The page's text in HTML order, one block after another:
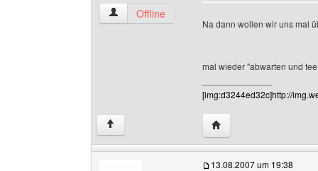
mach-werbung Benutzer-Profile anzeigen
Offline
Na dann wollen wir uns mal
mal wieder "abwarten und
[img:d3244ed32c]http://
↑ Website dieses
13.08.2007 um 19:38